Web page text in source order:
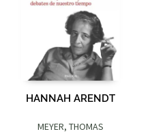
HANNAH ARENDT
MEYER, THOMAS